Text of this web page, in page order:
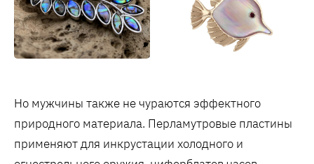
Но мужчины также не чураются эффектного
природного материала. Перламутровые пластины
применяют для инкрустации холодного и